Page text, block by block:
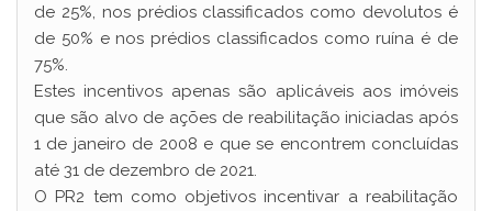
de 25%, nos prédios classificados como devolutos é
de 50% e nos prédios classificados como ruína é de
75%.
Estes incentivos apenas são aplicáveis aos imóveis
que são alvo de ações de reabilitação iniciadas após
1 de janeiro de 2008 e que se encontrem concluídas
até 31 de dezembro de 2021.
O PR2 tem como objetivos incentivar a reabilitação